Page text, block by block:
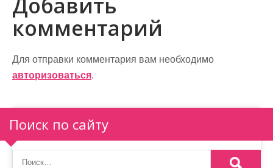
г
а
ц
и
я
п
о
комментарий
Для отправки комментария вам необходимо
авторизоваться.
Поиск по сайту